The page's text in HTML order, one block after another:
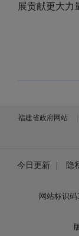
展贡献更大力
福建省政府网站
今日更新 隐
网站标识